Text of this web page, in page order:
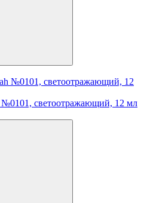
№0101, светоотражающий, 12 мл